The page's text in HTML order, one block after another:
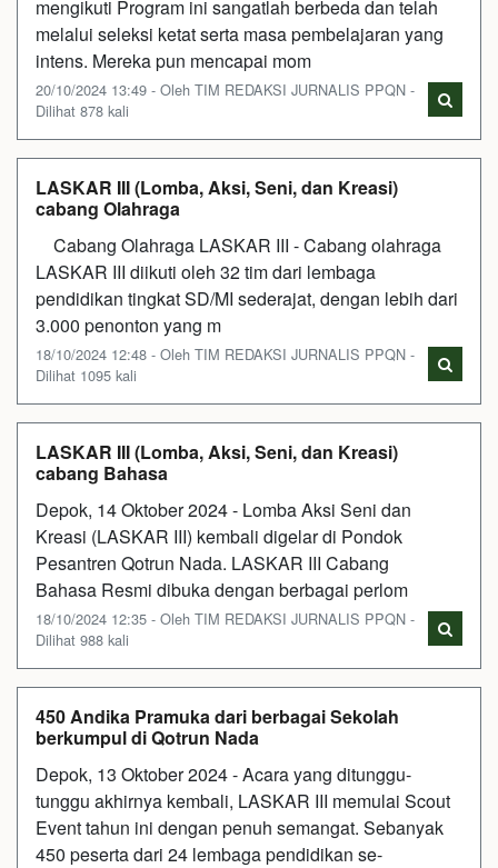
mengikuti Program ini sangatlah berbeda dan telah
melalui seleksi ketat serta masa pembelajaran yang
intens. Mereka pun mencapai mom
20/10/2024 13:49 - Oleh TIM REDAKSI JURNALIS PPQN -
Dilihat 878 kali
LASKAR III (Lomba, Aksi, Seni, dan Kreasi)
cabang Olahraga
Cabang Olahraga LASKAR III - Cabang olahraga
LASKAR III diikuti oleh 32 tim dari lembaga
pendidikan tingkat SD/MI sederajat, dengan lebih dari
3.000 penonton yang m
18/10/2024 12:48 - Oleh TIM REDAKSI JURNALIS PPQN -
Dilihat 1095 kali
LASKAR III (Lomba, Aksi, Seni, dan Kreasi)
cabang Bahasa
Depok, 14 Oktober 2024 - Lomba Aksi Seni dan
Kreasi (LASKAR III) kembali digelar di Pondok
Pesantren Qotrun Nada. LASKAR III Cabang
Bahasa Resmi dibuka dengan berbagai perlom
18/10/2024 12:35 - Oleh TIM REDAKSI JURNALIS PPQN -
Dilihat 988 kali
450 Andika Pramuka dari berbagai Sekolah
berkumpul di Qotrun Nada
Depok, 13 Oktober 2024 - Acara yang ditunggu-
tunggu akhirnya kembali, LASKAR III memulai Scout
Event tahun ini dengan penuh semangat. Sebanyak
450 peserta dari 24 lembaga pendidikan se-